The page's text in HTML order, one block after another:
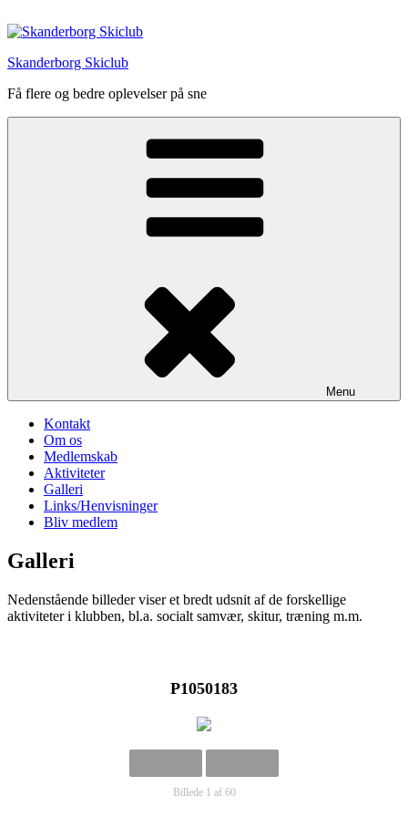
til
Skanderborg Skiclub
Få flere og bedre oplevelser på sne
Menu
Kontakt
Om os
Medlemskab
Aktiviteter
Galleri
Links/Henvisninger
Bliv medlem
Galleri
Nedenstående billeder viser et bredt udsnit af de forskellige
aktiviteter i klubben, bl.a. socialt samvær, skitur, træning m.m.
P1050183
Billede 1 af 60